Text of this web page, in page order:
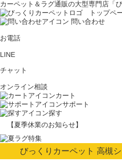
カーペット＆ラグ通販の大型専門店「
問い合わせ
お電話
LINE
チャット
オンライン相談
カート
サポート
探す
【夏季休業のお知らせ】
びっくりカーペット 高槻